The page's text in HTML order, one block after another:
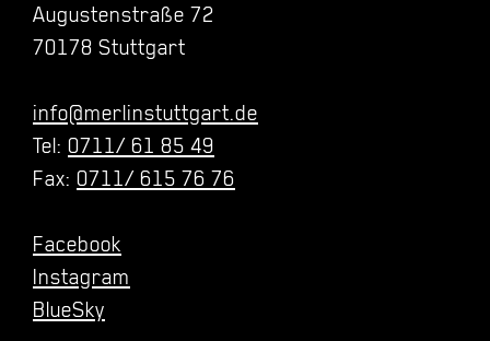
Augustenstraße 72
70178 Stuttgart
info@merlinstuttgart.de
Tel: 0711/ 61 85 49
Fax: 0711/ 615 76 76
Facebook
Instagram
BlueSky